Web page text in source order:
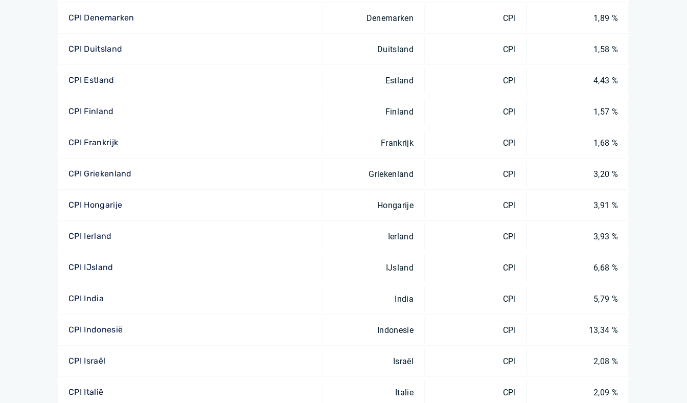
CPI Denemarken Denemarken CPI 1,89 %
CPI Duitsland Duitsland CPI 1,58 %
CPI Estland Estland CPI 4,43 %
CPI Finland Finland CPI 1,57 %
CPI Frankrijk Frankrijk CPI 1,68 %
CPI Griekenland Griekenland CPI 3,20 %
CPI Hongarije Hongarije CPI 3,91 %
CPI Ierland Ierland CPI 3,93 %
CPI IJsland IJsland CPI 6,68 %
CPI India India CPI 5,79 %
CPI Indonesië Indonesie CPI 13,34 %
CPI Israël Israël CPI 2,08 %
CPI Italië Italie CPI 2,09 %